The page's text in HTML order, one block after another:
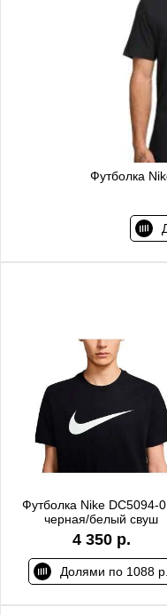
Футболка
Футболка Nike DC5094-
черная/белый свуш
4 350 р.
Долями по 1088 р.